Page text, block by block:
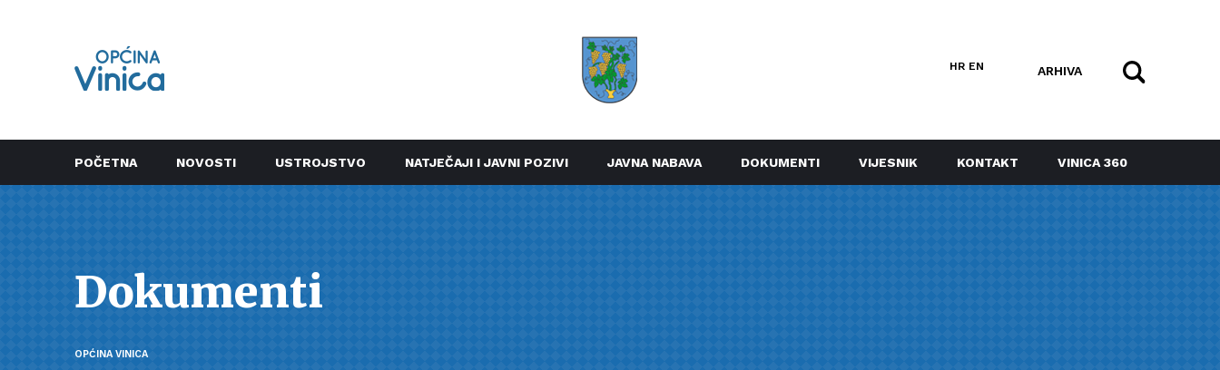
HR EN ARHIVA
POČETNA NOVOSTI USTROJSTVO NATJEČAJI I JAVNI POZIVI JAVNA NABAVA DOKUMENTI VIJESNIK KONTAKT VINICA 360
Dokumenti
OPĆINA VINICA